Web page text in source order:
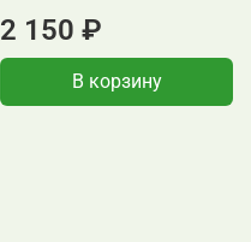
2 150 ₽
В корзину